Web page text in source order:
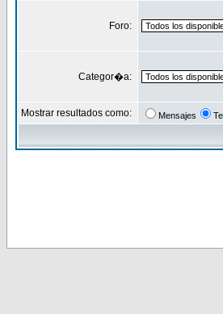
Foro:
Categor�a:
Mostrar resultados como: Mensajes